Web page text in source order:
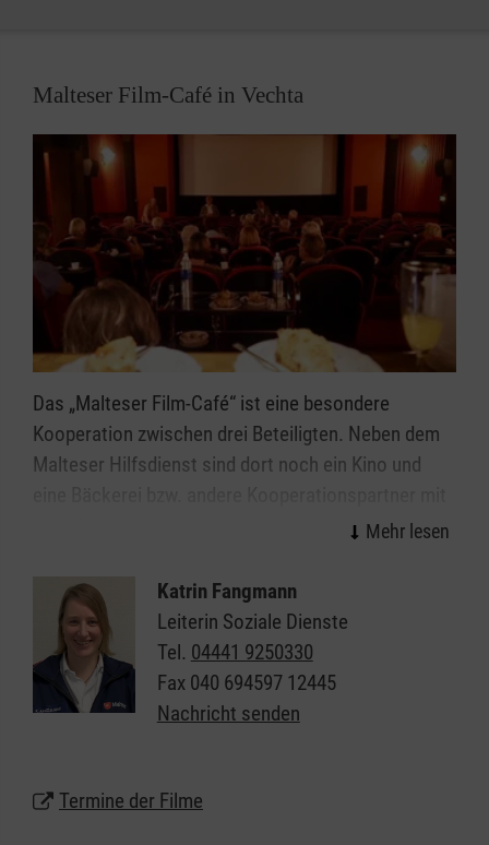
Malteser Film-Café in Vechta
Das „Malteser Film-Café“ ist eine besondere
Kooperation zwischen drei Beteiligten. Neben dem
Malteser Hilfsdienst sind dort noch ein Kino und
Das jeweilige Kino stellt die Räumlichkeiten und den
Kaffee zur Verfügung, während sich die Malteser
darum kümmern, dass der Kaffee und der von einer
Bäckerei gesponserte Kuchen an die Besucher
verteilt werden. Die Besucher der verschiedenen
Klassiker oder einem aktuellem Film.
Katrin Fangmann
Leiterin Soziale Dienste
Tel. 04441 9250330
Fax 040 694597 12445
Nachricht senden
Termine der Filme